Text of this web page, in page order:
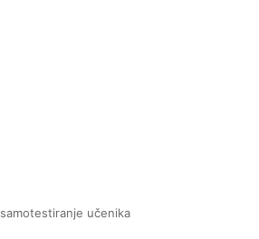
samotestiranje učenika